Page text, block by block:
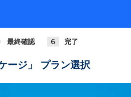
最終確認 完了
ージ」 プラン選択
田 大阪伊丹
09:20
大阪伊丹
789